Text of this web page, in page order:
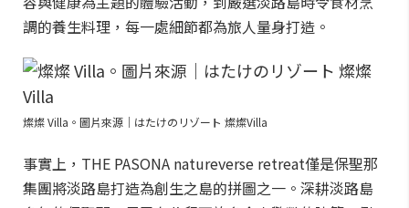
調的養生料理，每一處細節都為旅人量身打造。
燦燦 Villa。圖片來源｜はたけのリゾート 燦燦Villa
事實上，THE PASONA natureverse retreat僅是保聖那
集團將淡路島打造為創生之島的拼圖之一。深耕淡路島